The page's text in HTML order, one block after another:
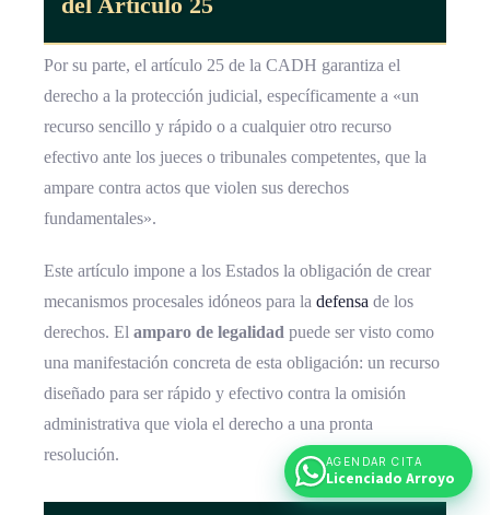
Por su parte, el artículo 25 de la CADH garantiza el
derecho a la protección judicial, específicamente a «un
recurso sencillo y rápido o a cualquier otro recurso
efectivo ante los jueces o tribunales competentes, que la
ampare contra actos que violen sus derechos
fundamentales».
Este artículo impone a los Estados la obligación de crear
mecanismos procesales idóneos para la defensa de los
derechos. El amparo de legalidad puede ser visto como
una manifestación concreta de esta obligación: un recurso
diseñado para ser rápido y efectivo contra la omisión
administrativa que viola el derecho a una pronta
resolución.
AGENDAR CITA
Licenciado Arroyo